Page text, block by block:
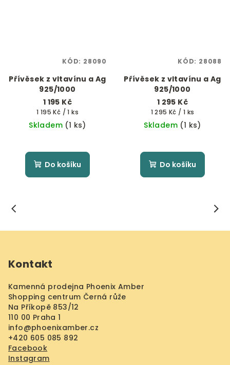
Přívěsek z vltavínu a Ag
925/1000
1 195 Kč
Měrná
cena:
1 195 Kč / 1 ks
Skladem (1 ks)
Do košíku
KÓD: 28090
Přívěsek z vltavínu a Ag
925/1000
1 295 Kč
Měrná
cena:
1 295 Kč / 1 ks
Skladem (1 ks)
Do košíku
KÓD: 28088
Kontakt
Kamenná prodejna Phoenix Amber
Shopping centrum Černá růže
Na Příkopě 853/12
110 00 Praha 1
info@phoenixamber.cz
+420 605 085 892
Facebook
Instagram